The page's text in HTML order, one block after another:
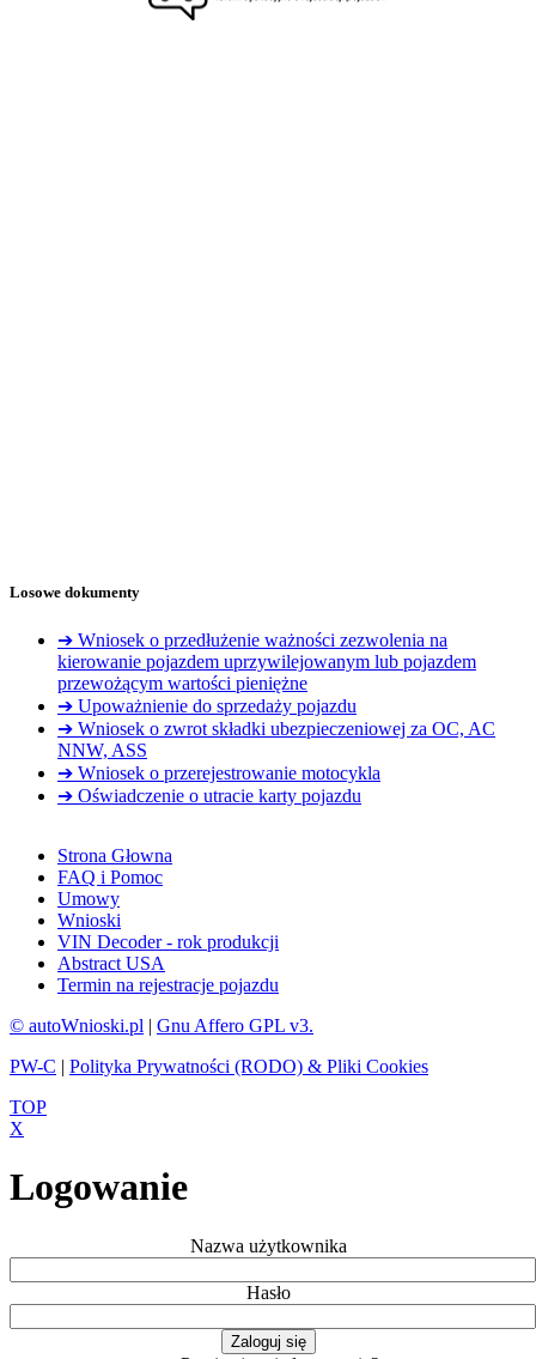
Losowe dokumenty
➔ Wniosek o przedłużenie ważności zezwolenia na
kierowanie pojazdem uprzywilejowanym lub pojazdem
przewożącym wartości pieniężne
➔ Upoważnienie do sprzedaży pojazdu
➔ Wniosek o zwrot składki ubezpieczeniowej za OC, AC
NNW, ASS
➔ Wniosek o przerejestrowanie motocykla
➔ Oświadczenie o utracie karty pojazdu
Strona Głowna
FAQ i Pomoc
Umowy
Wnioski
VIN Decoder - rok produkcji
Abstract USA
Termin na rejestracje pojazdu
© autoWnioski.pl | Gnu Affero GPL v3.
PW-C | Polityka Prywatności (RODO) & Pliki Cookies
TOP
X
Logowanie
Nazwa użytkownika
Hasło